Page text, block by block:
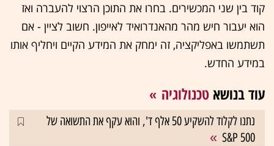
קוד בין שני המכשירים. בחרו את התוכן הרצוי להעברה ואז
הוא יעבור חיש מהר מהאנדרואיד לאייפון. חשוב לציין - אם
תשתמשו באפליקציה, זה ימחק את המידע הקיים ויחליף אותו
במידע החדש.
עוד בנושא טכנולוגיה
נתנו לקלוד להשקיע 50 אלף ד', והוא עקף את התשואה של
S&P 500